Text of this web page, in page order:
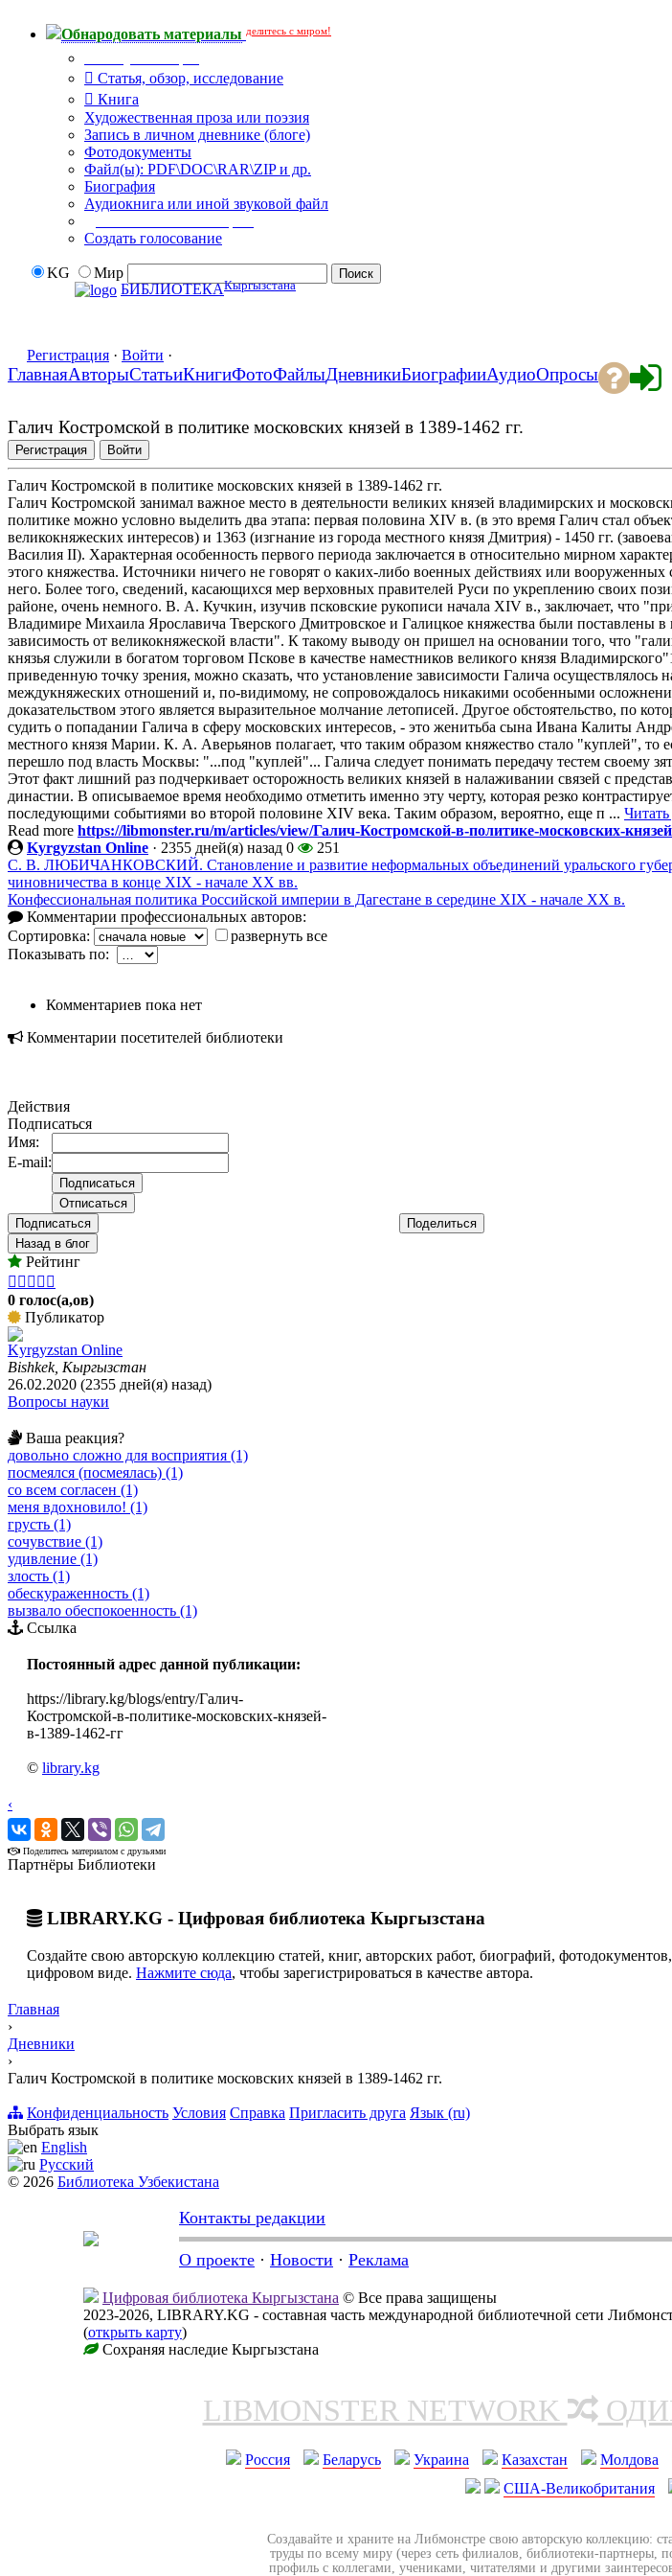
Обнародовать материалы делитесь с миром!
Статья, обзор, исследование
Книга
Художественная проза или поэзия
Запись в личном дневнике (блоге)
Фотодокументы
Файл(ы): PDF\DOC\RAR\ZIP и др.
Биография
Аудиокнига или иной звуковой файл
Создать голосование
KG
Мир
БИБЛИОТЕКАКыргызстана
Регистрация · Войти ·
ГлавнаяАвторыСтатьиКнигиФотоФайлыДневникиБиографииАудиоОпросы
Галич Костромской в политике московских князей в 1389-1462 гг.
Регистрация Войти
Галич Костромской в политике московских князей в 1389-1462 гг.
Галич Костромской занимал важное место в деятельности великих князей владимирских и
политике можно условно выделить два этапа: первая половина XIV в. (в это время Галич стал
великокняжеских интересов) и 1363 (изгнание из города местного князя Дмитрия) - 1450 гг.
Василия II). Характерная особенность первого периода заключается в относительно мирном
этого княжества. Источники ничего не говорят о каких-либо военных действиях или вооруженных
него. Более того, сведений, касающихся мер верховных правителей Руси по укреплению своих
районе, очень немного. В. А. Кучкин, изучив псковские рукописи начала XIV в., заключает, что
Владимире Михаила Ярославича Тверского Дмитровское и Галицкое княжества были поставлены в
зависимость от великокняжеской власти". К такому выводу он пришел на основании того, что
князья служили в богатом торговом Пскове в качестве наместников великого князя
приведенную точку зрения, можно сказать, что установление зависимости Галича осуществлялось
междукняжеских отношений и, по-видимому, не сопровождалось никакими особенными
доказательством этого является выразительное молчание летописей. Другое обстоятельство, по
судить о попадании Галича в сферу московских интересов, - это женитьба сына Ивана Калиты
местного князя Марии. К. А. Аверьянов полагает, что таким образом княжество стало "куплей", то
перешло под власть Москвы: "...под "куплей"... Галича следует понимать передачу тестем своему
Этот факт лишний раз подчеркивает осторожность великих князей в налаживании связей с
династии. В описываемое время необходимо отметить именно эту черту, которая резко
последующими событиями во второй половине XIV века. Таким образом, вероятно, еще п ... Читать
Read more https://libmonster.ru/m/articles/view/Галич-Костромской-в-политике-московских-
Kyrgyzstan Online · 2355 дней(я) назад 0
251
С. В. ЛЮБИЧАНКОВСКИЙ. Становление и развитие неформальных объединений уральского
чиновничества в конце XIX - начале XX вв.
Конфессиональная политика Российской империи в Дагестане в середине XIX - начале XX в.
Комментарии профессиональных авторов:
Сортировка:
развернуть все
Показывать по:
Комментариев пока нет
Комментарии посетителей библиотеки
Действия
Подписаться
Имя:
E-mail:
Подписаться
Поделиться
Назад в блог
Рейтинг
    
0 голос(а,ов)
Публикатор
Kyrgyzstan Online
Bishkek, Кыргызстан
26.02.2020 (2355 дней(я) назад)
Вопросы науки
Ваша реакция?
довольно сложно для восприятия (1)
посмеялся (посмеялась) (1)
со всем согласен (1)
меня вдохновило! (1)
грусть (1)
сочувствие (1)
удивление (1)
злость (1)
обескураженность (1)
вызвало обеспокоенность (1)
Ссылка
Постоянный адрес данной публикации:
https://library.kg/blogs/entry/Галич-
Костромской-в-политике-московских-князей-
в-1389-1462-гг
© library.kg
‹
›
Поделитесь материалом с друзьями
Партнёры Библиотеки
LIBRARY.KG - Цифровая библиотека Кыргызстана
Создайте свою авторскую коллекцию статей, книг, авторских работ, биографий,
цифровом виде. Нажмите сюда, чтобы зарегистрироваться в качестве автора.
Главная
›
Дневники
›
Галич Костромской в политике московских князей в 1389-1462 гг.
Конфиденциальность Условия Справка Пригласить друга Язык (ru)
Выбрать язык
English
Русский
© 2026 Библиотека Узбекистана
Контакты редакции
О проекте · Новости · Реклама
Цифровая библиотека Кыргызстана © Все права защищены
2023-2026, LIBRARY.KG - составная часть международной библиотечной сети
(открыть карту)
Сохраняя наследие Кыргызстана
LIBMONSTER NETWORK
Россия Беларусь Украина Казахстан Молдова
США-Великобритания
Создавайте и храните на Либмонстре свою авторскую коллекцию:
труды по всему миру (через сеть филиалов, библиотеки-партнеры,
профиль с коллегами, учениками, читателями и другими